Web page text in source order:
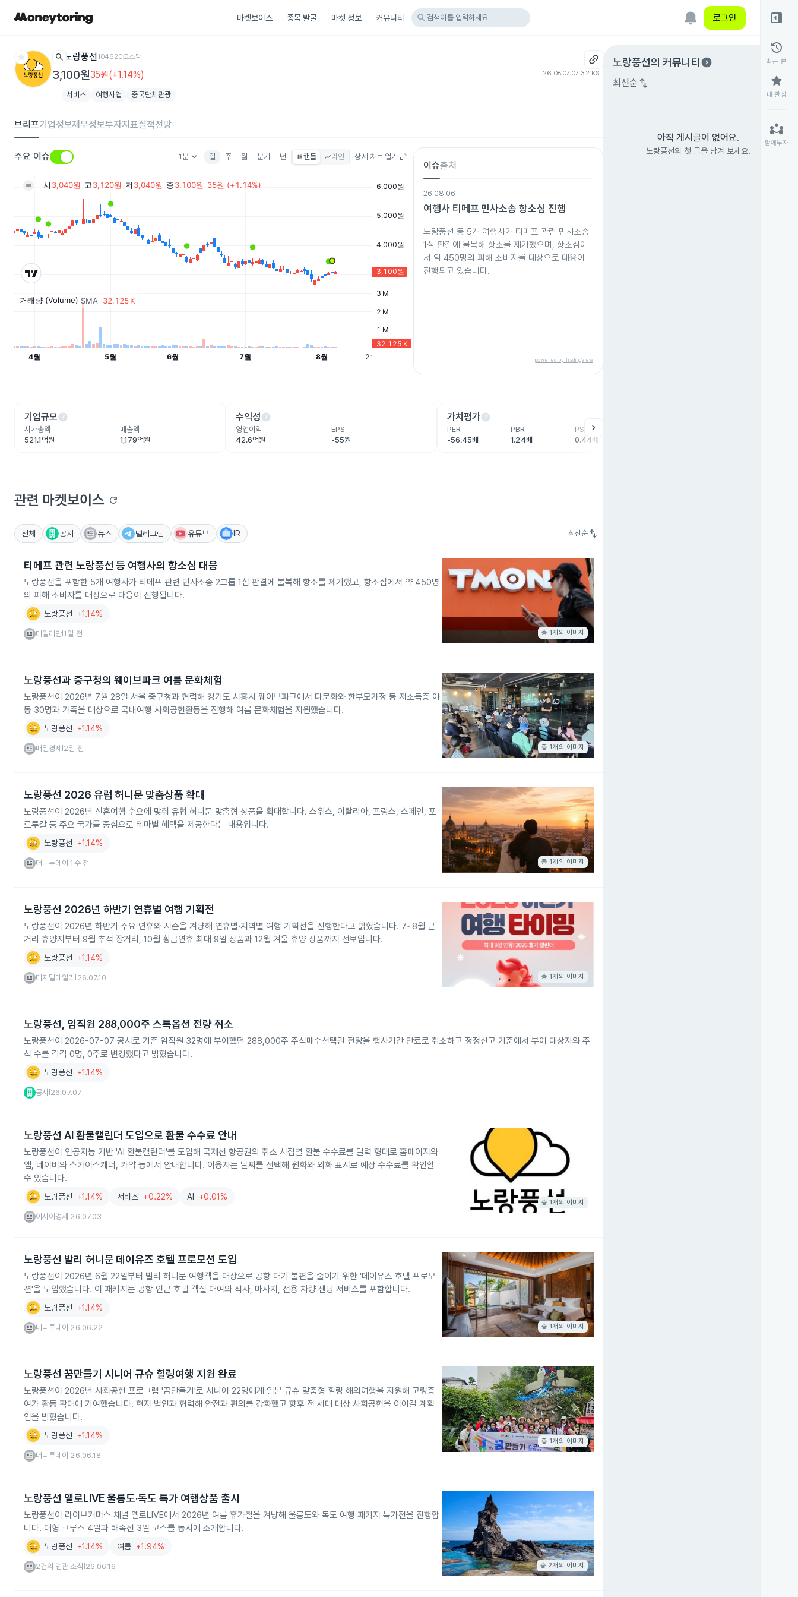
마켓보이스 종목 발굴 마켓 정보 커뮤니티 search 검색어를 입력하세요 로그인
star search 노랑풍선104620코스닥
3,100원35원(+1.14%) 26.08.07 07:32 KST
서비스 여행사업 중국단체관광
브리프기업정보재무정보투자지표실적전망
주요 이슈 1분keyboard_arrow_down 일 주 월 분기 년 캔들 라인 상세 차트 열기
이슈출처
26.08.06
여행사 티메프 민사소송 항소심 진행
노랑풍선 등 5개 여행사가 티메프 관련 민사소송
1심 판결에 불복해 항소를 제기했으며, 항소심에
서 약 450명의 피해 소비자를 대상으로 대응이
진행되고 있습니다.
powered by TradingView
기업규모help
시가총액
521.1억원
매출액
1,179억원
수익성help
영업이익
42.6억원
EPS
-55원
가치평가help
PER
-56.45배
PBR
1.24배
PSR
0.44배
chevron_right
관련 마켓보이스 refresh
전체 공시 뉴스 텔레그램 유튜브 IR 최신순 swap_vert
티메프 관련 노랑풍선 등 여행사의 항소심 대응
노랑풍선을 포함한 5개 여행사가 티메프 관련 민사소송 2그룹 1심 판결에 불복해 항소를 제기했고, 항소심에서 약 450명
의 피해 소비자를 대상으로 대응이 진행됩니다.
노랑풍선 +1.14%
데일리안|1일 전 총 1개의 이미지
노랑풍선과 중구청의 웨이브파크 여름 문화체험
노랑풍선이 2026년 7월 28일 서울 중구청과 협력해 경기도 시흥시 웨이브파크에서 다문화와 한부모가정 등 저소득층 아
동 30명과 가족을 대상으로 국내여행 사회공헌활동을 진행해 여름 문화체험을 지원했습니다.
노랑풍선 +1.14%
매일경제 2일 전 총 1개의 이미지
노랑풍선 2026 유럽 허니문 맞춤상품 확대
노랑풍선이 2026년 신혼여행 수요에 맞춰 유럽 허니문 맞춤형 상품을 확대합니다. 스위스, 이탈리아, 프랑스, 스페인, 포
르투갈 등 주요 국가를 중심으로 테마별 혜택을 제공한다는 내용입니다.
노랑풍선 +1.14%
머니투데이 |1주 전 총 1개의 이미지
노랑풍선 2026년 하반기 연휴별 여행 기획전
노랑풍선이 2026년 하반기 주요 연휴와 시즌을 겨냥해 연휴별·지역별 여행 기획전을 진행한다고 밝혔습니다. 7~8월 근
거리 휴양지부터 9월 추석 장거리, 10월 황금연휴 최대 9일 상품과 12월 겨울 휴양 상품까지 선보입니다.
노랑풍선 +1.14%
디지털데일리 26.07.10 총 1개의 이미지
노랑풍선, 임직원 288,000주 스톡옵션 전량 취소
노랑풍선이 2026-07-07 공시로 기존 임직원 32명에 부여했던 288,000주 주식매수선택권 전량을 행사기간 만료로 취소하고 정정신고 기준에서 부여 대상자와 주
식 수를 각각 0명, 0주로 변경했다고 밝혔습니다.
노랑풍선 +1.14%
공시 26.07.07
노랑풍선 AI 환불캘린더 도입으로 환불 수수료 안내
노랑풍선이 인공지능 기반 'AI 환불캘린더'를 도입해 국제선 항공권의 취소 시점별 환불 수수료를 달력 형태로 홈페이지와
앱, 네이버와 스카이스캐너, 카약 등에서 안내합니다. 이용자는 날짜를 선택해 원화와 외화 표시로 예상 수수료를 확인할
수 있습니다.
노랑풍선 +1.14% 서비스 +0.22% AI +0.01%
아시아경제 26.07.03
총 1개의 이미지
노랑풍선 발리 허니문 데이유즈 호텔 프로모션 도입
노랑풍선이 2026년 6월 22일부터 발리 허니문 여행객을 대상으로 공항 대기 불편을 줄이기 위한 '데이유즈 호텔 프로모
션'을 도입했습니다. 이 패키지는 공항 인근 호텔 객실 대여와 식사, 마사지, 전용 차량 샌딩 서비스를 포함합니다.
노랑풍선 +1.14%
머니투데이 26.06.22 총 1개의 이미지
노랑풍선 꿈만들기 시니어 규슈 힐링여행 지원 완료
노랑풍선이 2026년 사회공헌 프로그램 '꿈만들기'로 시니어 22명에게 일본 규슈 맞춤형 힐링 해외여행을 지원해 고령층
여가 활동 확대에 기여했습니다. 현지 법인과 협력해 안전과 편의를 강화했고 향후 전 세대 대상 사회공헌을 이어갈 계획
임을 밝혔습니다.
노랑풍선 +1.14%
머니투데이 26.06.18
총 1개의 이미지
노랑풍선 옐로LIVE 울릉도·독도 특가 여행상품 출시
노랑풍선이 라이브커머스 채널 옐로LIVE에서 2026년 여름 휴가철을 겨냥해 울릉도와 독도 여행 패키지 특가전을 진행합
니다. 대형 크루즈 4일과 쾌속선 3일 코스를 동시에 소개합니다.
노랑풍선 +1.14% 여름 +1.94%
2건의 연관 소식 26.06.16 총 2개의 이미지
노랑풍선의 커뮤니티 expand_circle_right
최신순 swap_vert
아직 게시글이 없어요.
노랑풍선의 첫 글을 남겨 보세요.
right_panel_open
history
최근 본
star
내 관심
partner_exchange
함께투자